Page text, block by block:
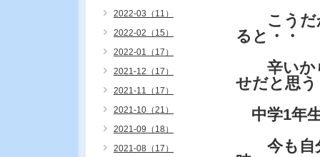
こうだ
ると・・
辛いから
せだと思う
中学1年
今も自分
2022-03（11）
2022-02（15）
2022-01（17）
2021-12（17）
2021-11（17）
2021-10（21）
2021-09（18）
2021-08（17）